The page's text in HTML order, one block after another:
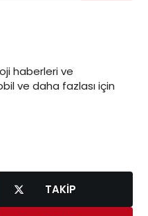
haberleri ve
ve daha fazlası için
TAKIP